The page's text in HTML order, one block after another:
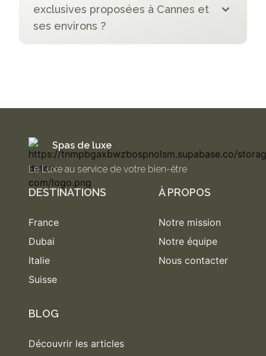
exclusives proposées à Cannes et
ses environs ?
Spas de luxe
Le Luxe au service de votre bien-être
DESTINATIONS
France
Dubai
Italie
Suisse
À PROPOS
Notre mission
Notre équipe
Nous contacter
BLOG
Découvrir les articles